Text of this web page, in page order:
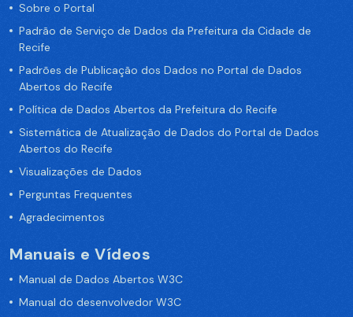
Sobre o Portal
Padrão de Serviço de Dados da Prefeitura da Cidade de
Recife
Padrões de Publicação dos Dados no Portal de Dados
Abertos do Recife
Política de Dados Abertos da Prefeitura do Recife
Sistemática de Atualização de Dados do Portal de Dados
Abertos do Recife
Visualizações de Dados
Perguntas Frequentes
Agradecimentos
Manuais e Vídeos
Manual de Dados Abertos W3C
Manual do desenvolvedor W3C